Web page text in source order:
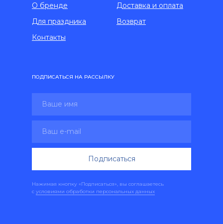
О бренде
Доставка и оплата
Возврат
Нажимая кнопку «Подписаться», вы соглашаетесь
с условиями обработки персональных данных
Подписаться
ПОДПИСАТЬСЯ НА РАССЫЛКУ
Контакты
Для праздника